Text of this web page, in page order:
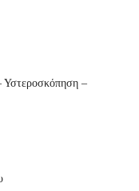
Υστεροσκόπηση –